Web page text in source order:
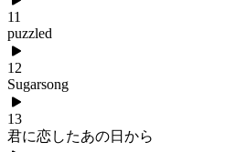
11
puzzled
12
Sugarsong
13
君に恋したあの日から